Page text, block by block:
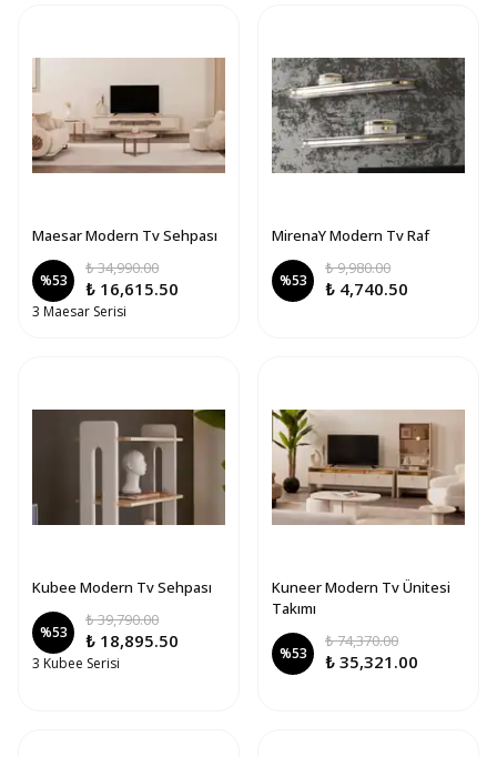
Maesar Modern Tv Sehpası
%53
₺ 34,990.00
₺ 16,615.50
3 Maesar Serisi
MirenaY Modern Tv Raf
%53
₺ 9,980.00
₺ 4,740.50
Kubee Modern Tv Sehpası
%53
₺ 39,790.00
₺ 18,895.50
3 Kubee Serisi
Kuneer Modern Tv Ünitesi
Takımı
%53
₺ 74,370.00
₺ 35,321.00